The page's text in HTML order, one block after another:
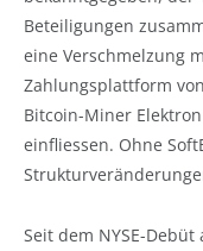
Beteiligungen
eine Verschmelzung
Zahlungsplattform
Bitcoin-Miner
einfliessen. Ohne
Seit dem NYSE-